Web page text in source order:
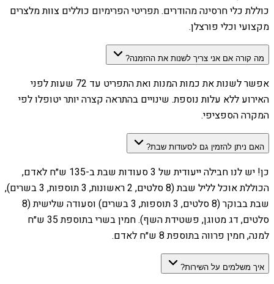
כוללת כלי חרסינה מהודרים. תפריטי הפרימיום כוללים צוות מלצרים
מקצועי וכלי פורצלן.
מה קורה אם אני צריך לשנות את ההזמנה?
אפשר לשנות את כמות המנות ואת התפריט עד 72 שעות לפני
האירוע ללא עלות נוספת. שינויים בהתראה קצרה יותר יטופלו לפי
המקרה הספציפי.
האם ניתן להזמין גם לסעודות שבת?
כן! יש לנו חבילה ייעודית של 3 סעודות שבת ב-135 ש״ח לאדם,
הכוללת אוכל לליל שבת (8 סלטים, 2 ראשונות, 3 תוספות, 3 בשרים),
שבת בבוקר (8 סלטים, 3 תוספות, 3 בשרים) וסעודה שלישית (8
סלטים, דג מטוגן, פשטידת השף). חמין בשרי בתוספת 35 ש״ח
למנה, חמין פרווה בתוספת 8 ש״ח לאדם.
איך משלמים על השירות?